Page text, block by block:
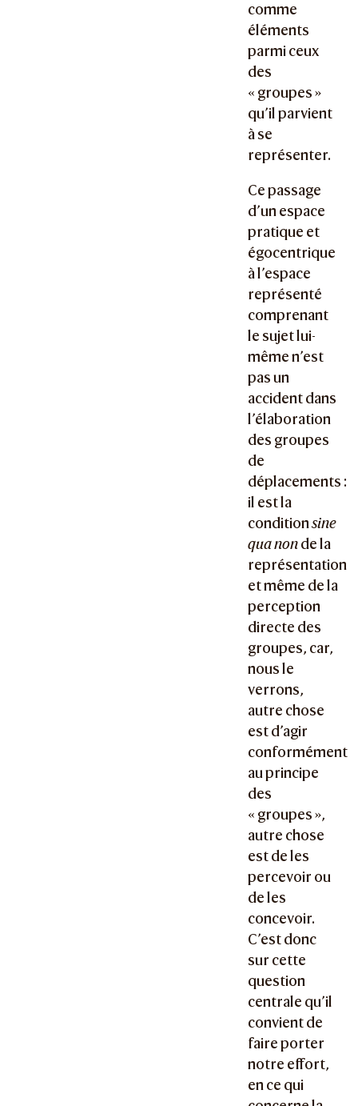
comme
éléments
parmi ceux
des
« groupes »
qu’il parvient
à se
représenter.
Ce passage
d’un espace
pratique et
égocentrique
à l’espace
représenté
comprenant
le sujet lui-
même n’est
pas un
accident dans
l’élaboration
des groupes
de
déplacements :
il est la
conditionsine
qua nonde la
représentation
et même de la
perception
directe des
groupes, car,
nous le
verrons,
autre chose
est d’agir
conformément
au principe
des
« groupes »,
autre chose
est de les
percevoir ou
de les
concevoir.
C’est donc
sur cette
question
centrale qu’il
convient de
faire porter
notre effort,
en ce qui